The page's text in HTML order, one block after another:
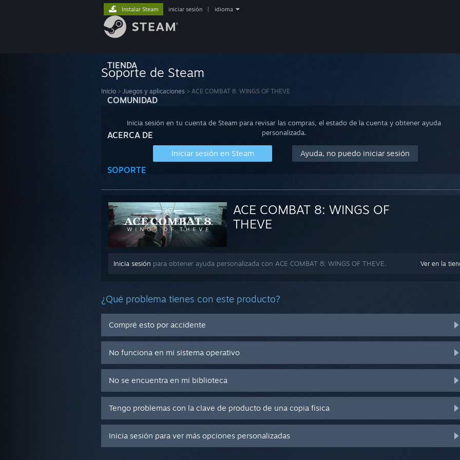
TIENDA
COMUNIDAD
ACERCA DE
SOPORTE
Instalar Steam iniciar sesión idioma
Soporte de Steam
Inicio > Juegos y aplicaciones > ACE COMBAT 8: WINGS OF THEVE
Inicia sesión en tu cuenta de Steam para revisar las compras, el estado de la cuenta y obtener ayuda
personalizada.
Iniciar sesión en Steam Ayuda, no puedo iniciar sesión
ACE COMBAT 8: WINGS OF
THEVE
Ver en la
Inicia sesión para obtener ayuda personalizada con ACE COMBAT 8: WINGS OF THEVE.
¿Qué problema tienes con este producto?
Compré esto por accidente
No funciona en mi sistema operativo
No se encuentra en mi biblioteca
Tengo problemas con la clave de producto de una copia física
Inicia sesión para ver más opciones personalizadas